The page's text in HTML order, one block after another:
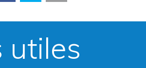
utiles